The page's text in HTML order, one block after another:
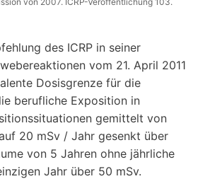
des ICRP in seiner
vom 21. April 2011
Dosisgrenze für die
berufliche Exposition in
gemittelt von
20 mSv / Jahr gesenkt über
von 5 Jahren ohne jährliche
Jahr über 50 mSv.